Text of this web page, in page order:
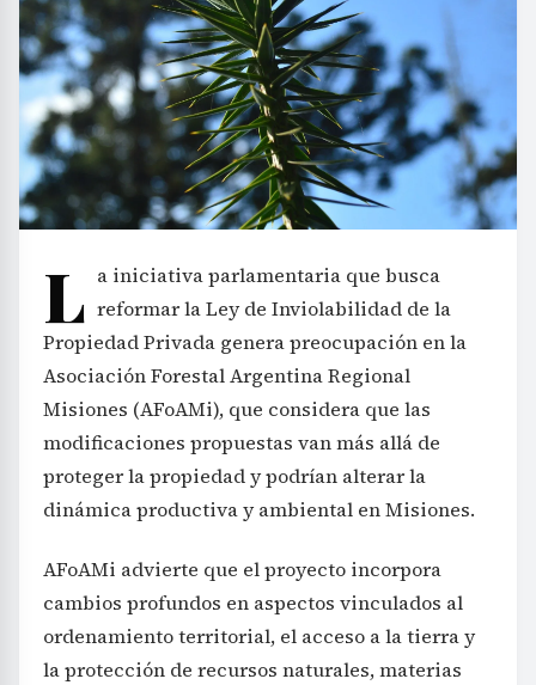
L a iniciativa parlamentaria que busca
reformar la Ley de Inviolabilidad de la
Propiedad Privada genera preocupación en la
Asociación Forestal Argentina Regional
Misiones (AFoAMi), que considera que las
modificaciones propuestas van más allá de
proteger la propiedad y podrían alterar la
dinámica productiva y ambiental en Misiones.
AFoAMi advierte que el proyecto incorpora
cambios profundos en aspectos vinculados al
ordenamiento territorial, el acceso a la tierra y
la protección de recursos naturales, materias